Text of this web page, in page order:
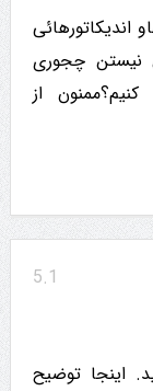
اندیکاتورهائی
نیستن چجوری
از
5.1
اینجا توضیح